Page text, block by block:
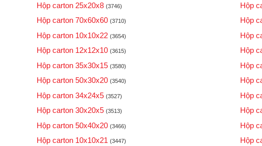
Hộp carton 25x20x8 (3746) Hộp
Hộp carton 70x60x60 (3710) Hộp
Hộp carton 10x10x22 (3654) Hộp
Hộp carton 12x12x10 (3615) Hộp
Hộp carton 35x30x15 (3580) Hộp
Hộp carton 50x30x20 (3540) Hộp
Hộp carton 34x24x5 (3527) Hộp
Hộp carton 30x20x5 (3513) Hộp
Hộp carton 50x40x20 (3466) Hộp
Hộp carton 10x10x21 (3447) Hộp